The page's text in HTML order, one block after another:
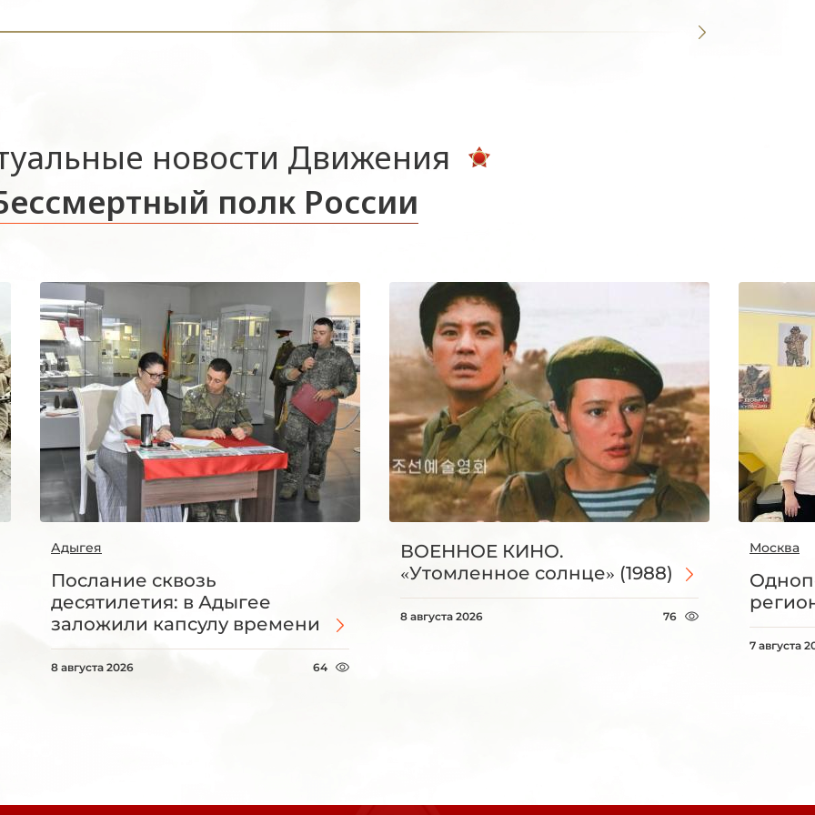
новости Движения
полк России
Адыгея
Послание сквозь
десятилетия: в Адыгее
заложили капсулу времени
8 августа 2026 64
ВОЕННОЕ КИНО.
«Утомленное солнце» (1988)
8 августа 2026 76
Москва
7 августа